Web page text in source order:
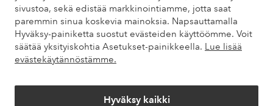
sivustoa, sekä edistää markkinointiamme, jotta saat
paremmin sinua koskevia mainoksia. Napsauttamalla
Hyväksy-painiketta suostut evästeiden käyttöömme. Voit
säätää yksityiskohtia Asetukset-painikkeella. Lue lisää
evästekäytännöstämme.
Hyväksy kaikki
Asiakaspalvelu Tilaukset Maksutavat
Omat sivut
Tietoa Elloksesta